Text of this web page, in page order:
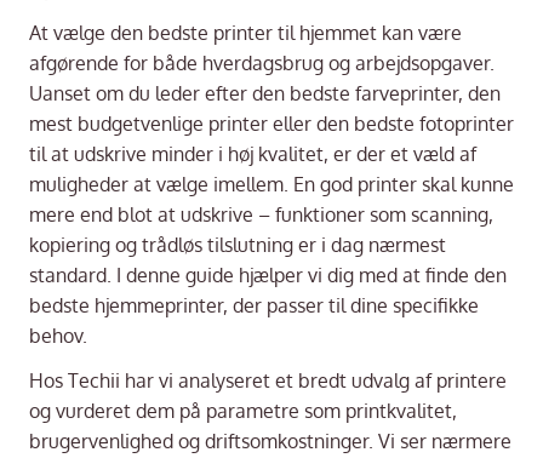
At vælge den bedste printer til hjemmet kan være
afgørende for både hverdagsbrug og arbejdsopgaver.
Uanset om du leder efter den bedste farveprinter, den
mest budgetvenlige printer eller den bedste fotoprinter
til at udskrive minder i høj kvalitet, er der et væld af
muligheder at vælge imellem. En god printer skal kunne
mere end blot at udskrive – funktioner som scanning,
kopiering og trådløs tilslutning er i dag nærmest
standard. I denne guide hjælper vi dig med at finde den
bedste hjemmeprinter, der passer til dine specifikke
behov.
Hos Techii har vi analyseret et bredt udvalg af printere
og vurderet dem på parametre som printkvalitet,
brugervenlighed og driftsomkostninger. Vi ser nærmere